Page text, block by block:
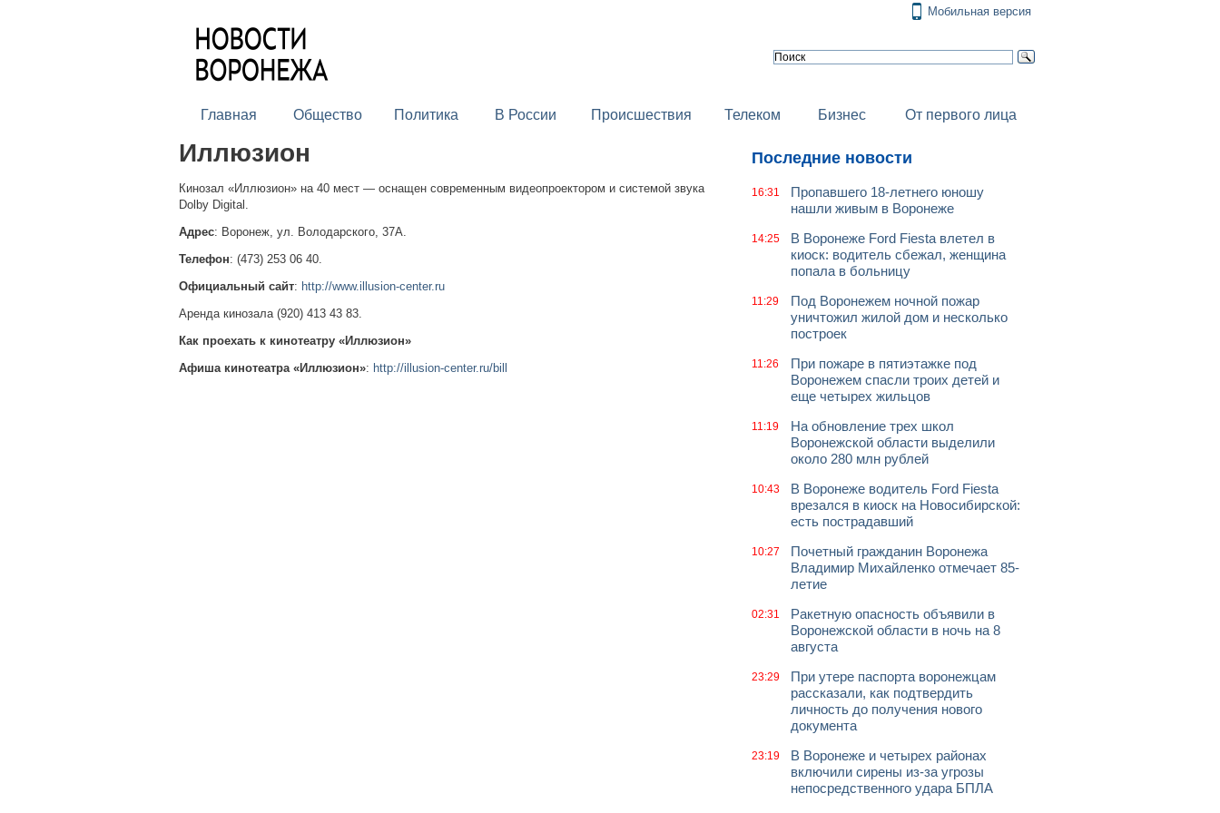
Мобильная версия
Главная Общество Политика В России Происшествия Телеком Бизнес От первого лица
Иллюзион
Кинозал «Иллюзион» на 40 мест — оснащен современным видеопроектором и системой звука
Dolby Digital.
Адрес: Воронеж, ул. Володарского, 37А.
Телефон: (473) 253 06 40.
Официальный сайт: http://www.illusion-center.ru
Аренда кинозала (920) 413 43 83.
Как проехать к кинотеатру «Иллюзион»
Афиша кинотеатра «Иллюзион»: http://illusion-center.ru/bill
Последние новости
16:31
Пропавшего 18-летнего юношу
нашли живым в Воронеже
14:25
В Воронеже Ford Fiesta влетел в
киоск: водитель сбежал, женщина
попала в больницу
11:29
Под Воронежем ночной пожар
уничтожил жилой дом и несколько
построек
11:26
При пожаре в пятиэтажке под
Воронежем спасли троих детей и
еще четырех жильцов
11:19
На обновление трех школ
Воронежской области выделили
около 280 млн рублей
10:43
В Воронеже водитель Ford Fiesta
врезался в киоск на Новосибирской:
есть пострадавший
10:27
Почетный гражданин Воронежа
Владимир Михайленко отмечает 85-
летие
02:31
Ракетную опасность объявили в
Воронежской области в ночь на 8
августа
23:29
При утере паспорта воронежцам
рассказали, как подтвердить
личность до получения нового
документа
23:19
В Воронеже и четырех районах
включили сирены из-за угрозы
непосредственного удара БПЛА